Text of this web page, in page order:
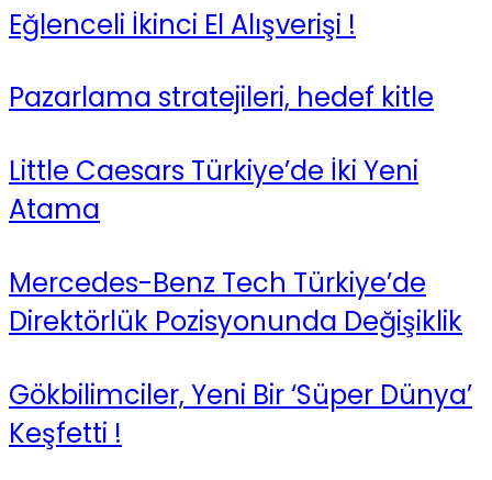
Eğlenceli İkinci El Alışverişi !
Pazarlama stratejileri, hedef kitle
Little Caesars Türkiye’de İki Yeni
Atama
Mercedes-Benz Tech Türkiye’de
Direktörlük Pozisyonunda Değişiklik
Gökbilimciler, Yeni Bir ‘Süper Dünya’
Keşfetti !